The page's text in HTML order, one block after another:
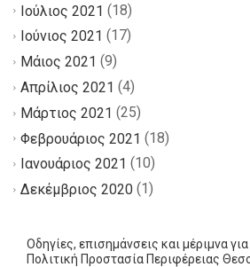
Ιούλιος 2021 (18)
Ιούνιος 2021 (17)
Μάιος 2021 (9)
Απρίλιος 2021 (4)
Μάρτιος 2021 (25)
Φεβρουάριος 2021 (18)
Ιανουάριος 2021 (10)
Δεκέμβριος 2020 (1)
Οδηγίες, επισημάνσεις και μέριμνα
Πολιτική Προστασία Περιφέρειας